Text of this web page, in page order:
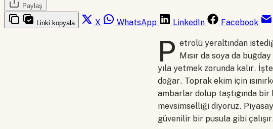
Paylaş
Linki kopyala X WhatsApp LinkedIn Facebook
P etrolü yeraltından
Mısır da soya da
yıla yetmek zorunda kalır.
doğar. Toprak ekim için
ambarlar dolup taştığında bir
mevsimselliği diyoruz.
güvenilir bir pusula gibi